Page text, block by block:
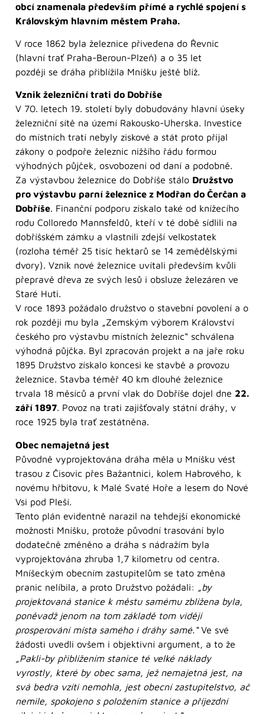
obcí znamenala především přímé a rychlé spojení s
Královským hlavním městem Praha.
V roce 1862 byla železnice přivedena do Řevnic
(hlavní trať Praha-Beroun-Plzeň) a o 35 let
později se dráha přiblížila Mníšku ještě blíž.
Vznik železniční trati do Dobříše
V 70. letech 19. století byly dobudovány hlavní úseky
železniční sítě na území Rakousko-Uherska. Investice
do místních tratí nebyly ziskové a stát proto přijal
zákony o podpoře železnic nižšího řádu formou
výhodných půjček, osvobození od daní a podobně.
Za výstavbou železnice do Dobříše stálo Družstvo
pro výstavbu parní železnice z Modřan do Čerčan a
Dobříše. Finanční podporu získalo také od knížecího
rodu Colloredo Mannsfeldů, kteří v té době sídlili na
dobříšském zámku a vlastnili zdejší velkostatek
(rozloha téměř 25 tisíc hektarů se 14 zemědělskými
dvory). Vznik nové železnice uvítali především kvůli
přepravě dřeva ze svých lesů i obsluze železáren ve
Staré Huti.
V roce 1893 požádalo družstvo o stavební povolení a o
rok později mu byla „Zemským výborem Království
českého pro výstavbu místních železnic“ schválena
výhodná půjčka. Byl zpracován projekt a na jaře roku
1895 Družstvo získalo koncesi ke stavbě a provozu
železnice. Stavba téměř 40 km dlouhé železnice
trvala 18 měsíců a první vlak do Dobříše dojel dne 22.
září 1897. Povoz na trati zajišťovaly státní dráhy, v
roce 1925 byla trať zestátněna.
Obec nemajetná jest
Původně vyprojektována dráha měla u Mníšku vést
trasou z Čisovic přes Bažantnici, kolem Habrového, k
novému hřbitovu, k Malé Svaté Hoře a lesem do Nové
Vsi pod Pleší.
Tento plán evidentně narazil na tehdejší ekonomické
možnosti Mníšku, protože původní trasování bylo
dodatečně změněno a dráha s nádražím byla
vyprojektována zhruba 1,7 kilometru od centra.
Mníšeckým obecním zastupitelům se tato změna
pranic nelíbila, a proto Družstvo požádali: „by
projektovaná stanice k městu samému zblížena byla,
poněvadž jenom na tom základě tom vidějí
prosperování místa samého i dráhy samé.“Ve své
žádosti uvedli ovšem i objektivní argument, a to že
„Pakli-by přiblížením stanice té velké náklady
vyrostly, které by obec sama, jež nemajetná jest, na
svá bedra vzíti nemohla, jest obecní zastupitelstvo, ač
nemile, spokojeno s položením stanice a příjezdní